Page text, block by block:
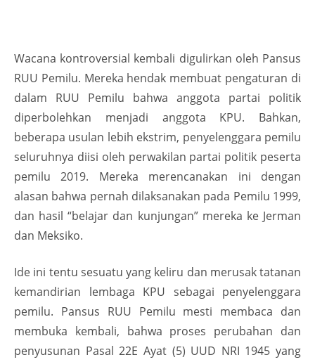
Wacana kontroversial kembali digulirkan oleh Pansus
RUU Pemilu. Mereka hendak membuat pengaturan di
dalam RUU Pemilu bahwa anggota partai politik
diperbolehkan menjadi anggota KPU. Bahkan,
beberapa usulan lebih ekstrim, penyelenggara pemilu
seluruhnya diisi oleh perwakilan partai politik peserta
pemilu 2019. Mereka merencanakan ini dengan
alasan bahwa pernah dilaksanakan pada Pemilu 1999,
dan hasil “belajar dan kunjungan” mereka ke Jerman
dan Meksiko.
Ide ini tentu sesuatu yang keliru dan merusak tatanan
kemandirian lembaga KPU sebagai penyelenggara
pemilu. Pansus RUU Pemilu mesti membaca dan
membuka kembali, bahwa proses perubahan dan
penyusunan Pasal 22E Ayat (5) UUD NRI 1945 yang